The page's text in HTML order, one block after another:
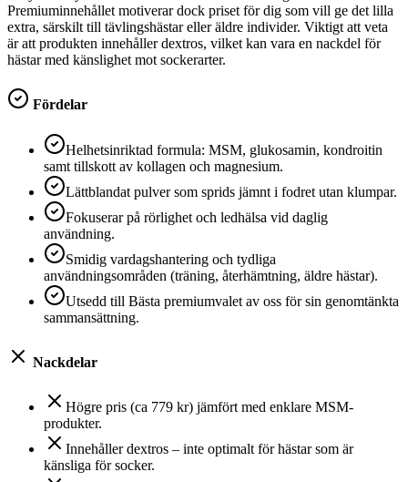
Premiuminnehållet motiverar dock priset för dig som vill ge det lilla
extra, särskilt till tävlingshästar eller äldre individer. Viktigt att veta
är att produkten innehåller dextros, vilket kan vara en nackdel för
hästar med känslighet mot sockerarter.
Fördelar
Helhetsinriktad formula: MSM, glukosamin, kondroitin
samt tillskott av kollagen och magnesium.
Lättblandat pulver som sprids jämnt i fodret utan klumpar.
Fokuserar på rörlighet och ledhälsa vid daglig
användning.
Smidig vardagshantering och tydliga
användningsområden (träning, återhämtning, äldre hästar).
Utsedd till Bästa premiumvalet av oss för sin genomtänkta
sammansättning.
Nackdelar
Högre pris (ca 779 kr) jämfört med enklare MSM-
produkter.
Innehåller dextros – inte optimalt för hästar som är
känsliga för socker.